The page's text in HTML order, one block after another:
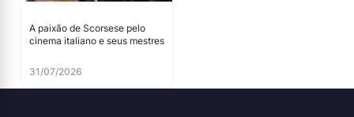
A paixão de Scorsese pelo
cinema italiano e seus mestres
31/07/2026